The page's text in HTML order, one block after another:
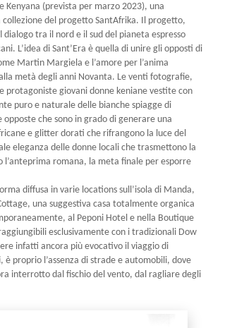
Kenyana (prevista per marzo 2023), una
del progetto SantAfrika. Il progetto,
tra il nord e il sud del pianeta espresso
L’idea di Sant’Era è quella di unire gli opposti di
Martin Margiela e l’amore per l’anima
metà degli anni Novanta. Le venti fotografie,
protagoniste giovani donne keniane vestite con
puro e naturale delle bianche spiagge di
che sono in grado di generare una
e glitter dorati che rifrangono la luce del
eleganza delle donne locali che trasmettono la
l’anteprima romana, la meta finale per esporre
diffusa in varie locations sull’isola di Manda,
una suggestiva casa totalmente organica
al Peponi Hotel e nella Boutique
esclusivamente con i tradizionali Dow
infatti ancora più evocativo il viaggio di
proprio l’assenza di strade e automobili, dove
interrotto dal fischio del vento, dal ragliare degli